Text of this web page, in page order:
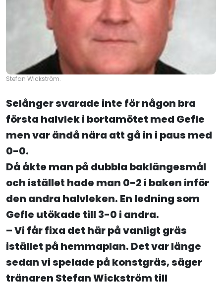
Stefan Wickström.
Selånger svarade inte för någon bra
första halvlek i bortamötet med Gefle
men var ändå nära att gå in i paus med
0-0.
Då åkte man på dubbla baklängesmål
och istället hade man 0-2 i baken inför
den andra halvleken. En ledning som
Gefle utökade till 3-0 i andra.
– Vi får fixa det här på vanligt gräs
istället på hemmaplan. Det var länge
sedan vi spelade på konstgräs, säger
tränaren Stefan Wickström till